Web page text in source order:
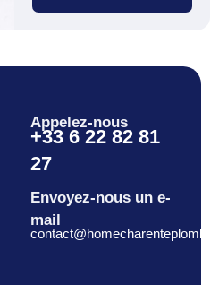
Appelez-nous
+33 6 22 82 81
27
Envoyez-nous un e-
mail